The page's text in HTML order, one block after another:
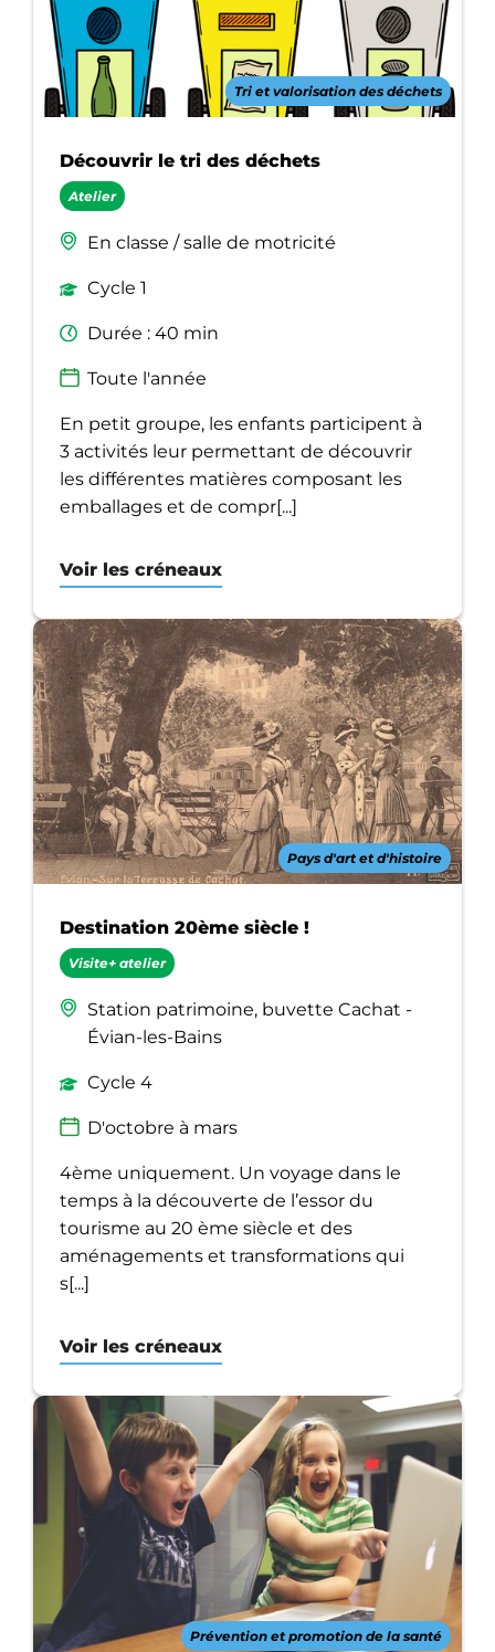
Découvrir le tri des déchets
Atelier
En classe / salle de motricité
Cycle 1
Durée : 40 min
Toute l'année
En petit groupe, les enfants participent à
3 activités leur permettant de découvrir
les différentes matières composant les
emballages et de compr[...]
Voir les créneaux
Tri et valorisation des déchets
Destination 20ème siècle !
Visite+ atelier
Station patrimoine, buvette Cachat -
Évian-les-Bains
Cycle 4
D'octobre à mars
4ème uniquement. Un voyage dans le
temps à la découverte de l’essor du
tourisme au 20 ème siècle et des
aménagements et transformations qui
s[...]
Voir les créneaux
Pays d'art et d'histoire
Prévention et promotion de la santé